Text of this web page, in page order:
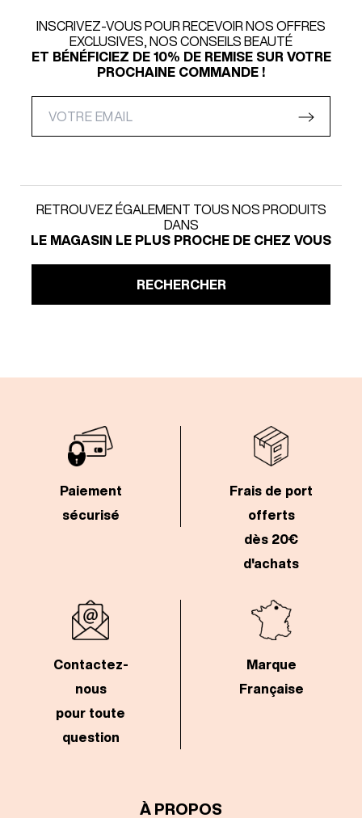
INSCRIVEZ-VOUS POUR RECEVOIR NOS OFFRES
EXCLUSIVES, NOS CONSEILS BEAUTÉ
ET BÉNÉFICIEZ DE 10% DE REMISE SUR VOTRE
PROCHAINE COMMANDE !
RETROUVEZ ÉGALEMENT TOUS NOS PRODUITS
DANS
LE MAGASIN LE PLUS PROCHE DE CHEZ VOUS
RECHERCHER
Paiement
sécurisé
Frais de port
offerts
dès 20€
d'achats
Contactez-
nous
pour toute
question
Marque
Française
À PROPOS